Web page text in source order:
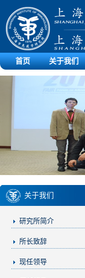
首页 关于我们
关于我们
研究所简介
所长致辞
现任领导